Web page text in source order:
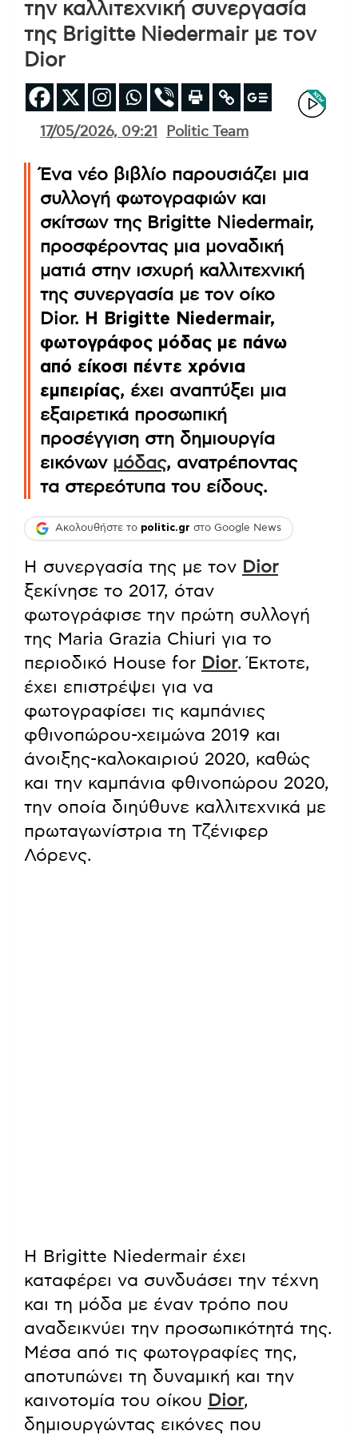
την καλλιτεχνική συνεργασία
της Brigitte Niedermair με τον
Dior
17/05/2026, 09:21 Politic Team
Ένα νέο βιβλίο παρουσιάζει μια
συλλογή φωτογραφιών και
σκίτσων της Brigitte Niedermair,
προσφέροντας μια μοναδική
ματιά στην ισχυρή καλλιτεχνική
της συνεργασία με τον οίκο
Dior. Η Brigitte Niedermair,
φωτογράφος μόδας με πάνω
από είκοσι πέντε χρόνια
εμπειρίας, έχει αναπτύξει μια
εξαιρετικά προσωπική
προσέγγιση στη δημιουργία
εικόνων μόδας, ανατρέποντας
τα στερεότυπα του είδους.
Ακολουθήστε το politic.gr στο Google News
Η συνεργασία της με τον Dior
ξεκίνησε το 2017, όταν
φωτογράφισε την πρώτη συλλογή
της Maria Grazia Chiuri για το
περιοδικό House for Dior. Έκτοτε,
έχει επιστρέψει για να
φωτογραφίσει τις καμπάνιες
φθινοπώρου-χειμώνα 2019 και
άνοιξης-καλοκαιριού 2020, καθώς
και την καμπάνια φθινοπώρου 2020,
την οποία διηύθυνε καλλιτεχνικά με
πρωταγωνίστρια τη Τζένιφερ
Λόρενς.
Η Brigitte Niedermair έχει
καταφέρει να συνδυάσει την τέχνη
και τη μόδα με έναν τρόπο που
αναδεικνύει την προσωπικότητά της.
Μέσα από τις φωτογραφίες της,
αποτυπώνει τη δυναμική και την
καινοτομία του οίκου Dior,
δημιουργώντας εικόνες που